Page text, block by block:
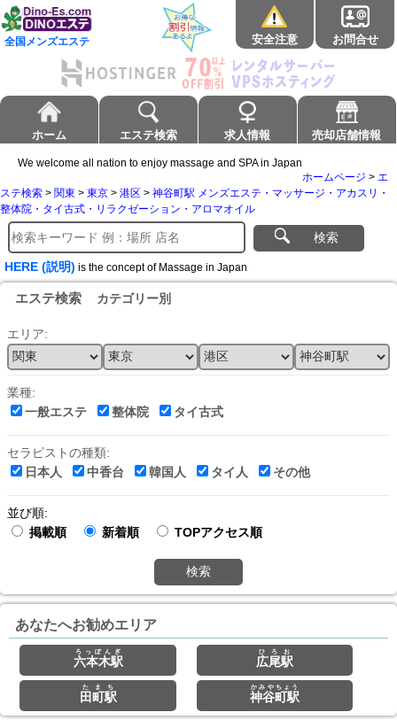
全国メンズエステ 安全注意 お問合せ
ホーム エステ検索 求人情報 売却店舗情報
We welcome all nation to enjoy massage and SPA in Japan
ホームページ > エ
ステ検索 > 関東 > 東京 > 港区 > 神谷町駅 メンズエステ・マッサージ・アカスリ・
整体院・タイ古式・リラクゼーション・アロマオイル
検索
HERE (説明) is the concept of Massage in Japan
エステ検索 カテゴリー別
エリア:
業種:
一般エステ
整体院 タイ古式
セラピストの種類:
日本人
中香台 韓国人 タイ人 その他
並び順:
掲載順
新着順 TOPアクセス順
検索
あなたへお勧めエリア
六本木駅
ろっぽんぎ
広尾駅
ひろお
田町駅
たまち
神谷町駅
かみやちょう